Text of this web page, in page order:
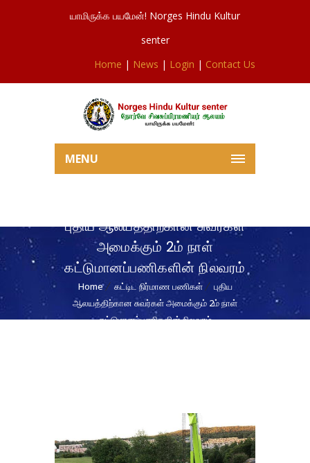
யாமிருக்க பயமேன்! Norges Hindu Kultur
senter
Home | News | Login | Contact Us
MENU
புதிய ஆலயத்திற்கான சுவர்கள்
அமைக்கும் 2ம் நாள்
கட்டுமானப்பணிகளின் நிலவரம்
Home கட்டிட நிர்மாண பணிகள்
புதிய
ஆலயத்திற்கான சுவர்கள் அமைக்கும் 2ம் நாள்
கட்டுமானப்பணிகளின் நிலவரம்